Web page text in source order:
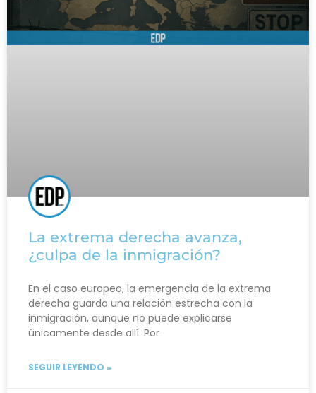
La extrema derecha avanza,
¿culpa de la inmigración?
En el caso europeo, la emergencia de la extrema
derecha guarda una relación estrecha con la
inmigración, aunque no puede explicarse
únicamente desde allí. Por
SEGUIR LEYENDO »